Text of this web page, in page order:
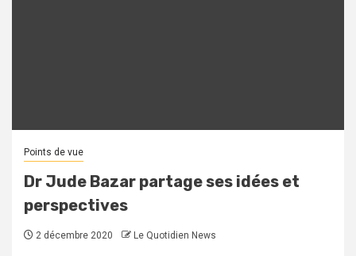
Points de vue
Dr Jude Bazar partage ses idées et
perspectives
2 décembre 2020 Le Quotidien News